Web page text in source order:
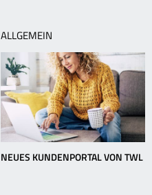
ALLGEMEIN
NEUES KUNDENPORTAL VON TWL